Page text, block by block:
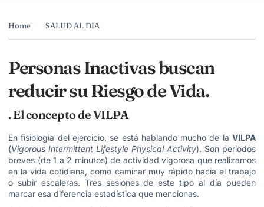
Home SALUD AL DIA
Personas Inactivas buscan
reducir su Riesgo de Vida.
. El concepto de VILPA
En fisiología del ejercicio, se está hablando mucho de la VILPA
(Vigorous Intermittent Lifestyle Physical Activity). Son periodos
breves (de 1 a 2 minutos) de actividad vigorosa que realizamos
en la vida cotidiana, como caminar muy rápido hacia el trabajo
o subir escaleras. Tres sesiones de este tipo al día pueden
marcar esa diferencia estadística que mencionas.